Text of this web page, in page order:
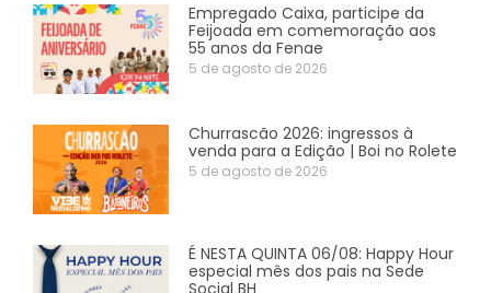
Empregado Caixa, participe da
Feijoada em comemoração aos
55 anos da Fenae
5 de agosto de 2026
Churrascão 2026: ingressos à
venda para a Edição | Boi no Rolete
5 de agosto de 2026
É NESTA QUINTA 06/08: Happy Hour
especial mês dos pais na Sede
Social BH